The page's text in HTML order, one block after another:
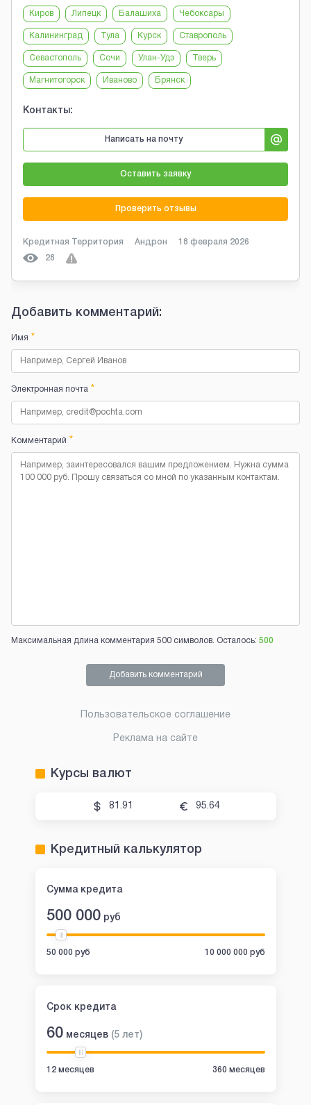
Киров Липецк Балашиха Чебоксары
Калининград Тула Курск Ставрополь
Севастополь Сочи Улан-Удэ Тверь
Магнитогорск Иваново Брянск
Контакты:
Написать на почту
Оставить заявку
Проверить отзывы
Кредитная Территория Андрон 18 февраля 2026
28
Добавить комментарий:
Имя *
Электронная почта *
Комментарий *
Максимальная длина комментария 500 символов. Осталось: 500
Добавить комментарий
Пользовательское соглашение
Реклама на сайте
Курсы валют
81.91 95.64
Кредитный калькулятор
Сумма кредита
500 000 руб
50 000 руб 10 000 000 руб
Срок кредита
60 месяцев (5 лет)
12 месяцев 360 месяцев